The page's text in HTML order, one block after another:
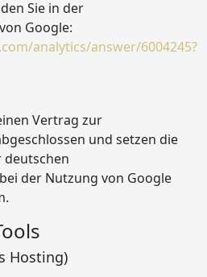
Sie in der
Google:
analytics/answer/6004245?
Vertrag zur
und setzen die
der Nutzung von Google
Hosting)